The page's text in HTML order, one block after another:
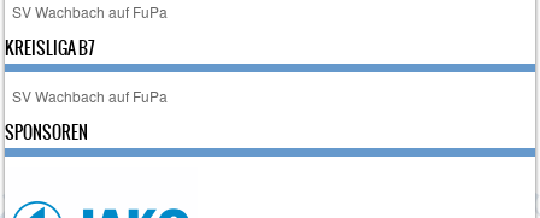
SV Wachbach auf FuPa
KREISLIGA B7
SV Wachbach auf FuPa
SPONSOREN